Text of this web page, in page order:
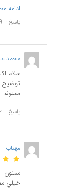
ادامه
پاسخ
محمد
سلام
توضیح
ممنونم
پاسخ
مهتاب
ممنون
خيلي